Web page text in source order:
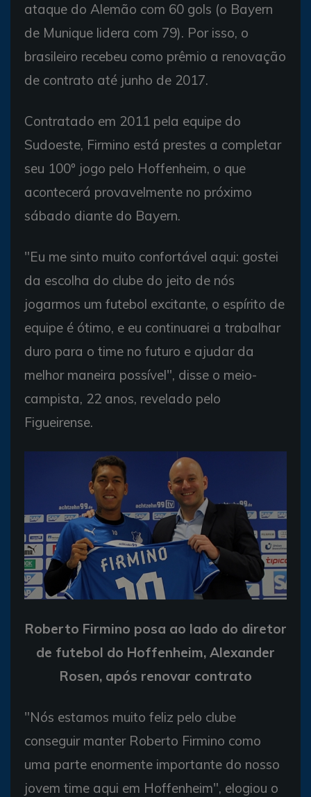
ataque do Alemão com 60 gols (o Bayern
de Munique lidera com 79). Por isso, o
brasileiro recebeu como prêmio a renovação
de contrato até junho de 2017.
Contratado em 2011 pela equipe do
Sudoeste, Firmino está prestes a completar
seu 100º jogo pelo Hoffenheim, o que
acontecerá provavelmente no próximo
sábado diante do Bayern.
"Eu me sinto muito confortável aqui: gostei
da escolha do clube do jeito de nós
jogarmos um futebol excitante, o espírito de
equipe é ótimo, e eu continuarei a trabalhar
duro para o time no futuro e ajudar da
melhor maneira possível", disse o meio-
campista, 22 anos, revelado pelo
Figueirense.
Roberto Firmino posa ao lado do diretor
de futebol do Hoffenheim, Alexander
Rosen, após renovar contrato
"Nós estamos muito feliz pelo clube
conseguir manter Roberto Firmino como
uma parte enormente importante do nosso
jovem time aqui em Hoffenheim", elogiou o